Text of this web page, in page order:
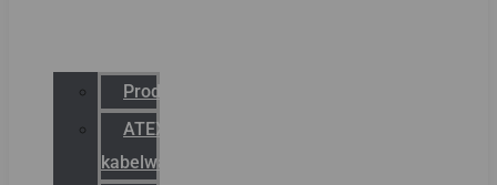
Productcatalogus
ATEX
kabelwartels